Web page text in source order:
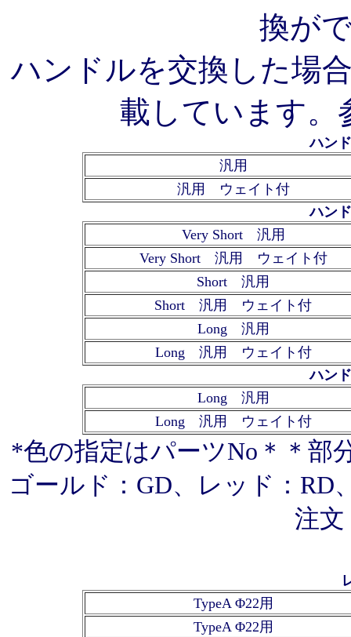
換が
ハンドルを交換した場
載しています。
ハン
汎用
汎用 ウェイト付
ハン
Very Short 汎用
Very Short 汎用 ウェイト付
Short 汎用
Short 汎用 ウェイト付
Long 汎用
Long 汎用 ウェイト付
ハン
Long 汎用
Long 汎用 ウェイト付
*色の指定はパーツNo＊＊部
ゴールド：GD、レッド：RD
注
TypeA Φ22用
TypeA Φ22用